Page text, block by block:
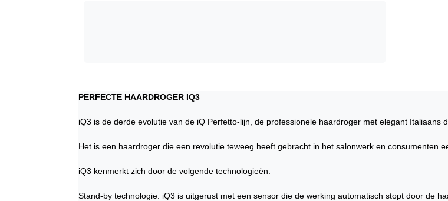
PERFECTE HAARDROGER IQ3
iQ3 is de derde evolutie van de iQ Perfetto-lijn, de professionele haardroger met elegant Italiaans
Het is een haardroger die een revolutie teweeg heeft gebracht in het salonwerk en consumenten
iQ3 kenmerkt zich door de volgende technologieën:
Stand-by technologie: iQ3 is uitgerust met een sensor die de werking automatisch stopt door de